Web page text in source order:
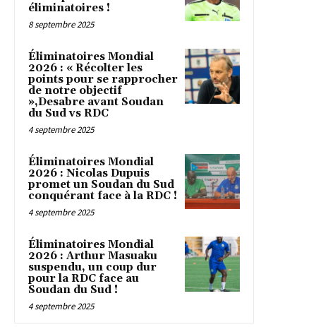
éliminatoires !
8 septembre 2025
Éliminatoires Mondial
2026 : « Récolter les
points pour se rapprocher
de notre objectif
»,Desabre avant Soudan
du Sud vs RDC
4 septembre 2025
Éliminatoires Mondial
2026 : Nicolas Dupuis
promet un Soudan du Sud
conquérant face à la RDC !
4 septembre 2025
Éliminatoires Mondial
2026 : Arthur Masuaku
suspendu, un coup dur
pour la RDC face au
Soudan du Sud !
4 septembre 2025